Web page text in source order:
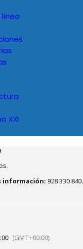
XXI
evento
información: 928 330 840.
(GMT+00:00)